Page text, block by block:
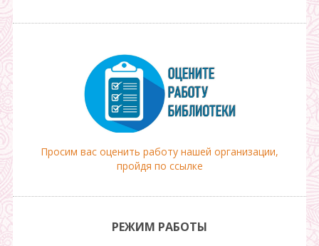
Просим вас оценить работу нашей организации,
пройдя по ссылке
РЕЖИМ РАБОТЫ